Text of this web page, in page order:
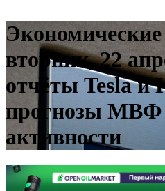
вторник, 22
отчёты Tesla и
прогнозы МВФ
активности